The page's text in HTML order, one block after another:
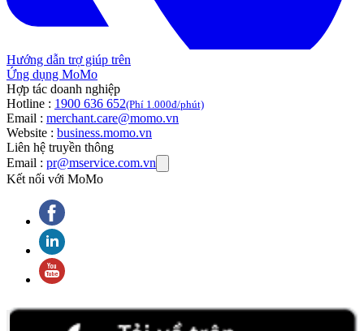
Hướng dẫn trợ giúp trên
Ứng dụng MoMo
Hợp tác doanh nghiệp
Hotline : 1900 636 652(Phí 1.000đ/phút)
Email : merchant.care@momo.vn
Website : business.momo.vn
Liên hệ truyền thông
Email : pr@mservice.com.vn
Kết nối với MoMo